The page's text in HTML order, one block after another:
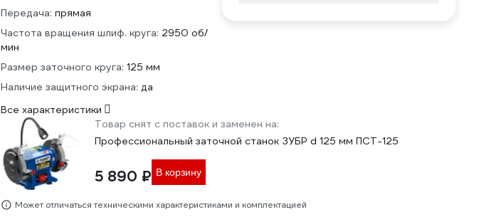
Передача: прямая
Частота вращения шлиф. круга: 2950 об/
мин
Размер заточного круга: 125 мм
Наличие защитного экрана: да
Все характеристики
Товар снят с поставок и заменен на:
Профессиональный заточной станок ЗУБР d 125 мм ПСТ-125
5 890 ₽ В корзину
Может отличаться техническими характеристиками и комплектацией